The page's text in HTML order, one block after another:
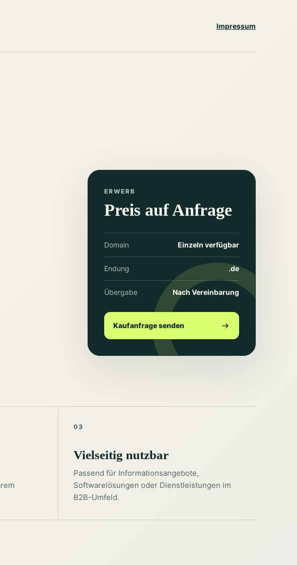
Impressum
ERWERB
Preis auf Anfrage
Domain Einzeln verfügbar
Endung .de
Übergabe Nach Vereinbarung
Kaufanfrage senden
03
Vielseitig nutzbar
Passend für Informationsangebote,
Softwarelösungen oder Dienstleistungen im
B2B-Umfeld.